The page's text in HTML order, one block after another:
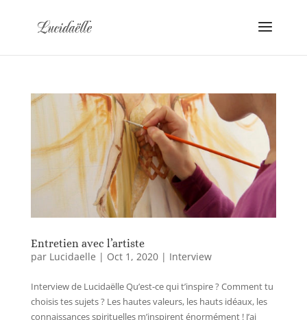
Entretien avec l’artiste
par Lucidaelle | Oct 1, 2020| Interview
Interview de Lucidaëlle Qu’est-ce qui t’inspire ? Comment tu
choisis tes sujets ? Les hautes valeurs, les hauts idéaux, les
connaissances spirituelles m’inspirent énormément ! J’ai